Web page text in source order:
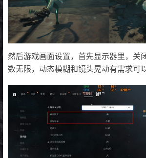
然后游戏画面设置，首先显示器里，关
数无限，动态模糊和镜头晃动有需求可